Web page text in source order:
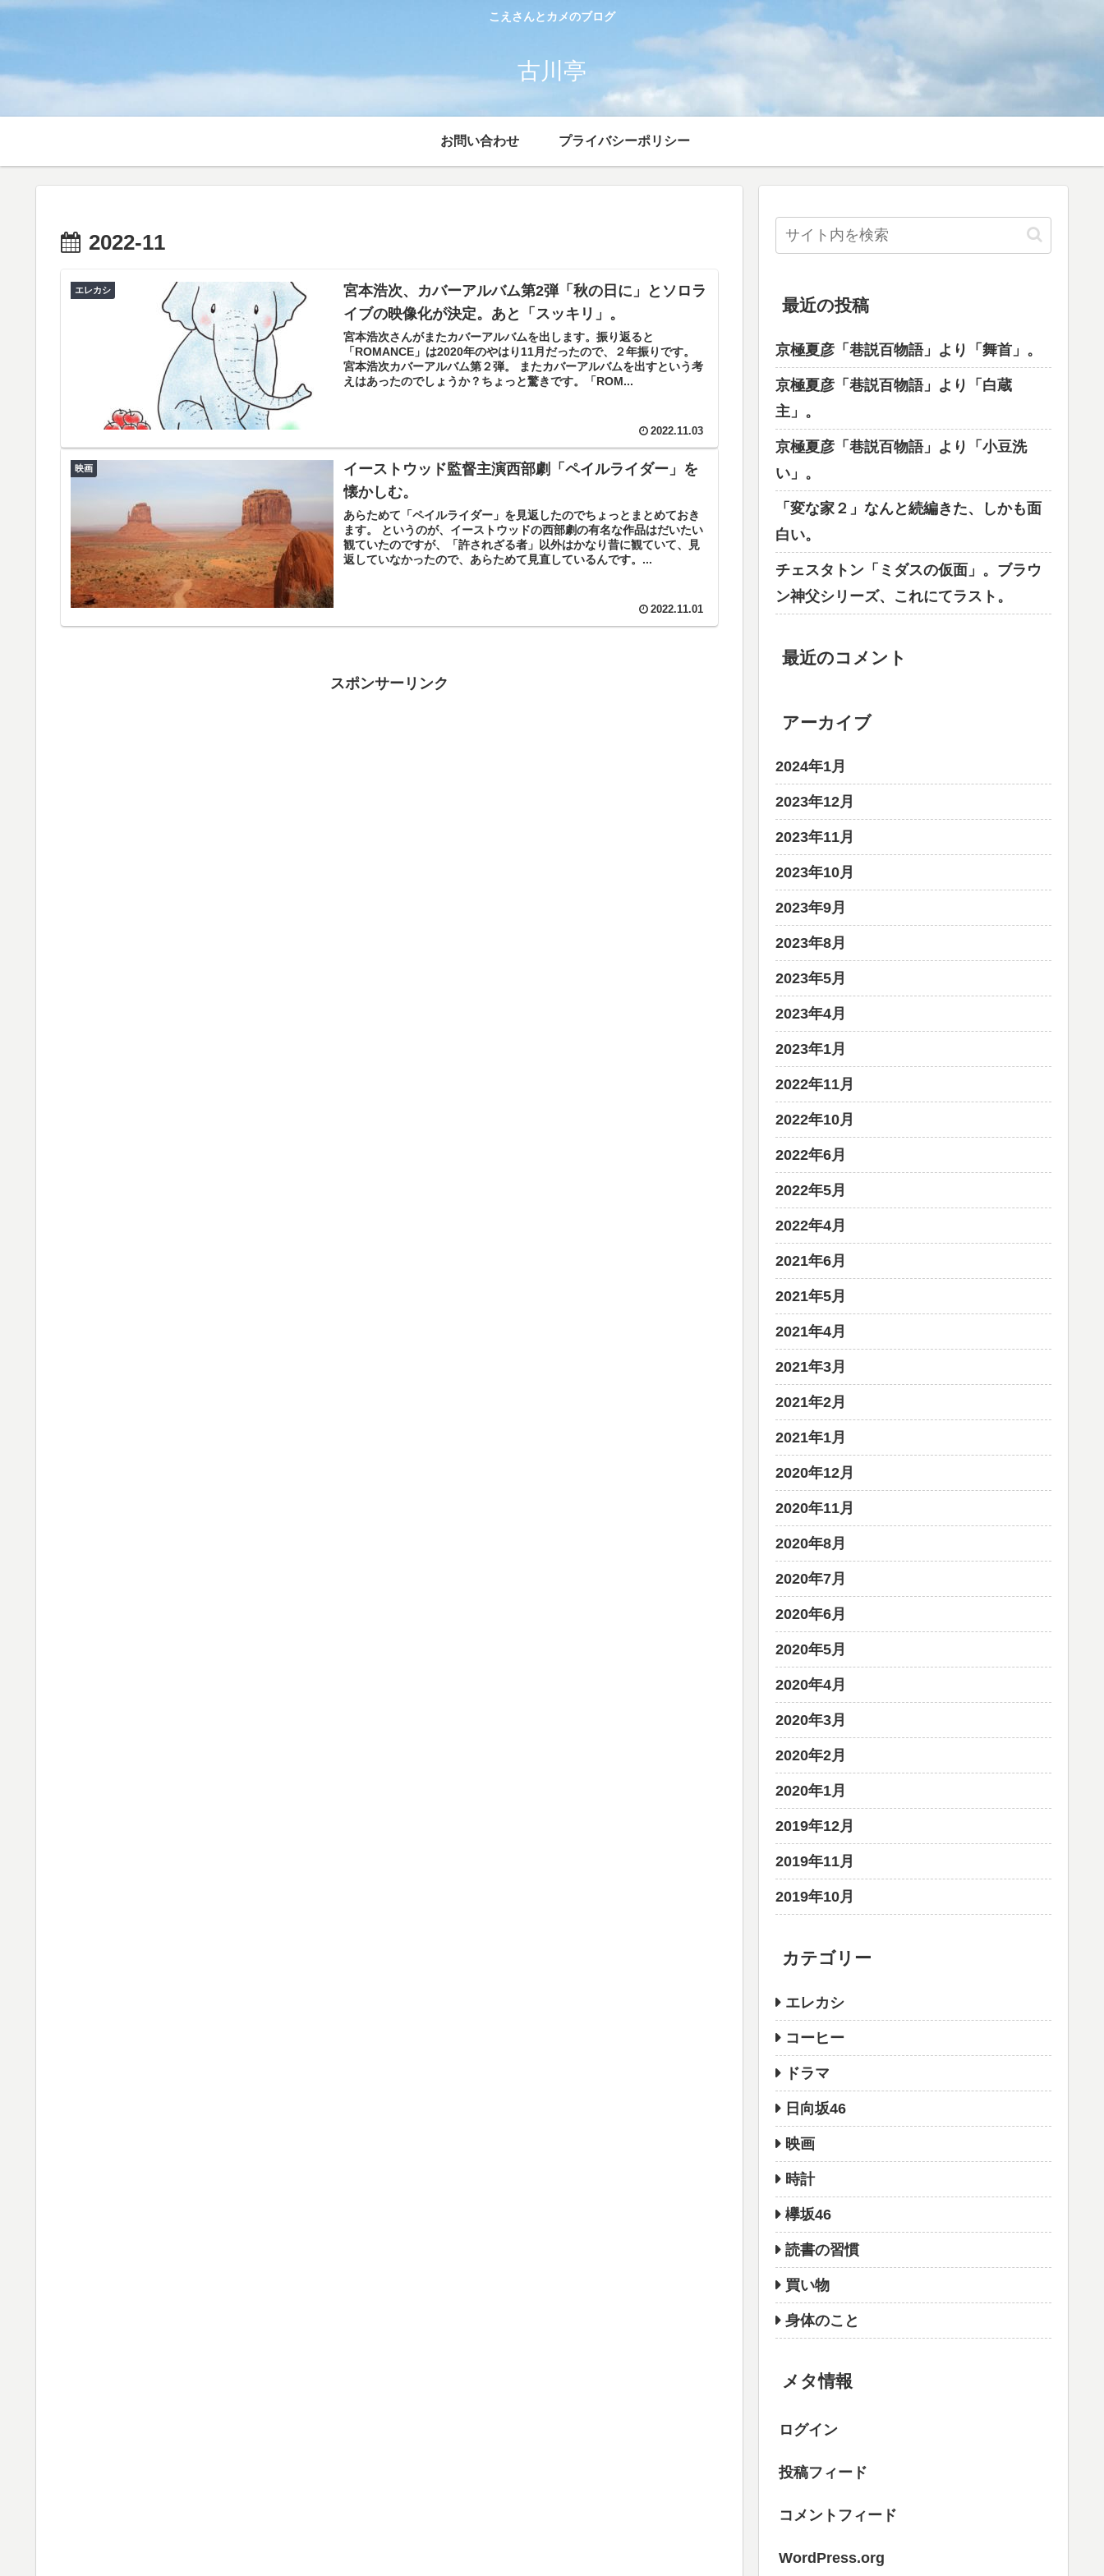
こえさんとカメのブログ
古川亭
お問い合わせ プライバシーポリシー
2022-11
エレカシ
宮本浩次、カバーアルバム第2弾「秋の日に」とソロラ
イブの映像化が決定。あと「スッキリ」。
宮本浩次さんがまたカバーアルバムを出します。振り返ると
「ROMANCE」は2020年のやはり11月だったので、２年振りです。
宮本浩次カバーアルバム第２弾。 またカバーアルバムを出すという考
えはあったのでしょうか？ちょっと驚きです。「ROM...
2022.11.03
映画
イーストウッド監督主演西部劇「ペイルライダー」を
懐かしむ。
あらためて「ペイルライダー」を見返したのでちょっとまとめておき
ます。 というのが、イーストウッドの西部劇の有名な作品はだいたい
観ていたのですが、「許されざる者」以外はかなり昔に観ていて、見
返していなかったので、あらためて見直しているんです。...
2022.11.01
スポンサーリンク
最近の投稿
京極夏彦「巷説百物語」より「舞首」。
京極夏彦「巷説百物語」より「白蔵
主」。
京極夏彦「巷説百物語」より「小豆洗
い」。
「変な家２」なんと続編きた、しかも面
白い。
チェスタトン「ミダスの仮面」。ブラウ
ン神父シリーズ、これにてラスト。
最近のコメント
アーカイブ
2024年1月
2023年12月
2023年11月
2023年10月
2023年9月
2023年8月
2023年5月
2023年4月
2023年1月
2022年11月
2022年10月
2022年6月
2022年5月
2022年4月
2021年6月
2021年5月
2021年4月
2021年3月
2021年2月
2021年1月
2020年12月
2020年11月
2020年8月
2020年7月
2020年6月
2020年5月
2020年4月
2020年3月
2020年2月
2020年1月
2019年12月
2019年11月
2019年10月
カテゴリー
エレカシ
コーヒー
ドラマ
日向坂46
映画
時計
欅坂46
読書の習慣
買い物
身体のこと
メタ情報
ログイン
投稿フィード
コメントフィード
WordPress.org